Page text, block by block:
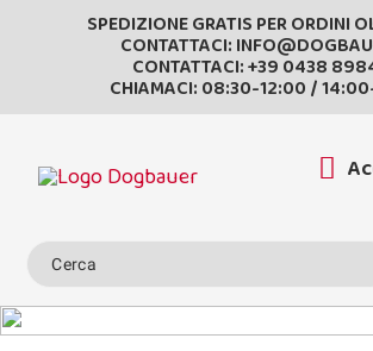
SPEDIZIONE GRATIS PER ORDINI
CONTATTACI:
CONTATTACI:+39 0438
CHIAMACI: 08:30-12:00 /